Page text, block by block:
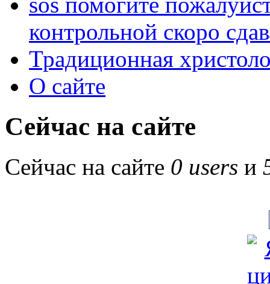
контрольной скоро
Традиционная
О сайте
Сейчас на сайте
Сейчас на сайте 0 users и